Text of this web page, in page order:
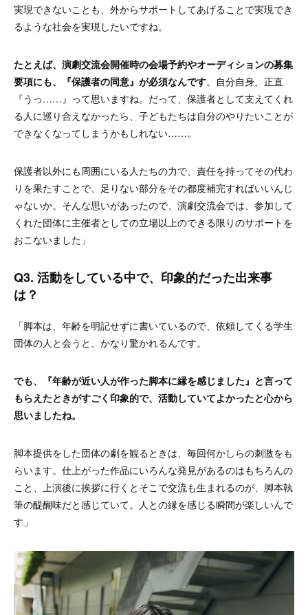
実現できないことも、外からサポートしてあげることで実現でき
るような社会を実現したいですね。
たとえば、演劇交流会開催時の会場予約やオーディションの募集
要項にも、『保護者の同意』が必須なんです。自分自身、正直
『うっ……』って思いますね。だって、保護者として支えてくれ
る人に巡り合えなかったら、子どもたちは自分のやりたいことが
できなくなってしまうかもしれない……。
保護者以外にも周囲にいる人たちの力で、責任を持ってその代わ
りを果たすことで、足りない部分をその都度補完すればいいんじ
ゃないか。そんな思いがあったので、演劇交流会では、参加して
くれた団体に主催者としての立場以上のできる限りのサポートを
おこないました」
Q3. 活動をしている中で、印象的だった出来事
は？
「脚本は、年齢を明記せずに書いているので、依頼してくる学生
団体の人と会うと、かなり驚かれるんです。
でも、『年齢が近い人が作った脚本に縁を感じました』と言って
もらえたときがすごく印象的で、活動していてよかったと心から
思いましたね。
脚本提供をした団体の劇を観るときは、毎回何かしらの刺激をも
らいます。仕上がった作品にいろんな発見があるのはもちろんの
こと、上演後に挨拶に行くとそこで交流も生まれるのが、脚本執
筆の醍醐味だと感じていて。人との縁を感じる瞬間が楽しいんで
す」